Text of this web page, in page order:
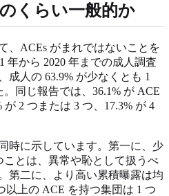
くらい一般的か
、ACEs がまれではないことを
年から 2020 年までの成人調査
成人の 63.9% が少なくとも 1
同じ報告では、36.1% が ACE
が 2 つまたは 3 つ、17.3% が 4
時に示しています。第一に、少
ことは、異常や恥として扱うべ
第二に、より高い累積曝露は均
以上の ACE を持つ集団は 1 つ